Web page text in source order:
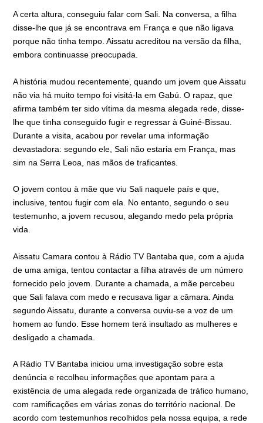
A certa altura, conseguiu falar com Sali. Na conversa, a filha
disse-lhe que já se encontrava em França e que não ligava
porque não tinha tempo. Aissatu acreditou na versão da filha,
embora continuasse preocupada.
A história mudou recentemente, quando um jovem que Aissatu
não via há muito tempo foi visitá-la em Gabú. O rapaz, que
afirma também ter sido vítima da mesma alegada rede, disse-
lhe que tinha conseguido fugir e regressar à Guiné-Bissau.
Durante a visita, acabou por revelar uma informação
devastadora: segundo ele, Sali não estaria em França, mas
sim na Serra Leoa, nas mãos de traficantes.
O jovem contou à mãe que viu Sali naquele país e que,
inclusive, tentou fugir com ela. No entanto, segundo o seu
testemunho, a jovem recusou, alegando medo pela própria
vida.
Aissatu Camara contou à Rádio TV Bantaba que, com a ajuda
de uma amiga, tentou contactar a filha através de um número
fornecido pelo jovem. Durante a chamada, a mãe percebeu
que Sali falava com medo e recusava ligar a câmara. Ainda
segundo Aissatu, durante a conversa ouviu-se a voz de um
homem ao fundo. Esse homem terá insultado as mulheres e
desligado a chamada.
A Rádio TV Bantaba iniciou uma investigação sobre esta
denúncia e recolheu informações que apontam para a
existência de uma alegada rede organizada de tráfico humano,
com ramificações em várias zonas do território nacional. De
acordo com testemunhos recolhidos pela nossa equipa, a rede